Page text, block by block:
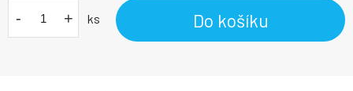
- + ks Do košíku